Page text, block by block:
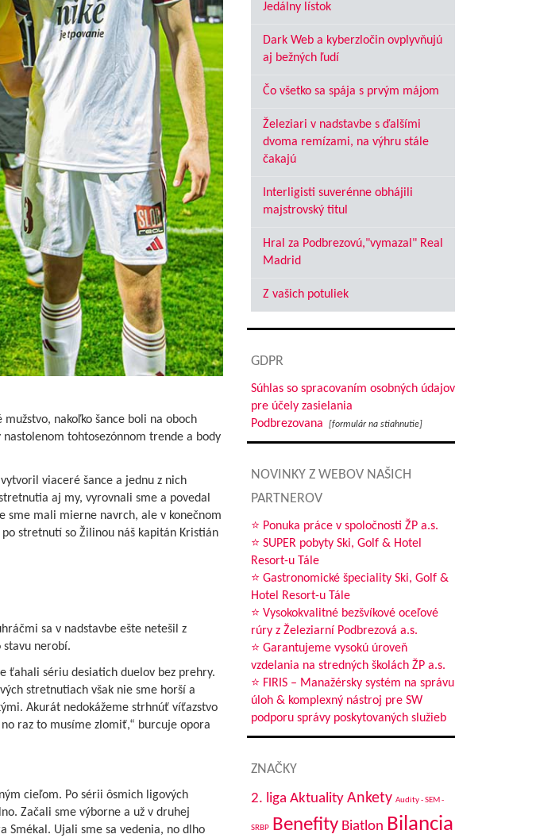
nakoľko šance boli na oboch
tohtosezónnom trende a body
viaceré šance a jednu z nich
aj my, vyrovnali sme a povedal
sme mali mierne navrch, ale v konečnom
stretnutí so Žilinou náš kapitán Kristián
sa v nadstavbe ešte netešil z
stavu nerobí.
ťahali sériu desiatich duelov bez prehry.
stretnutiach však nie sme horší a
Akurát nedokážeme strhnúť víťazstvo
raz to musíme zlomiť,“ burcuje opora
cieľom. Po sérii ôsmich ligových
Začali sme výborne a už v druhej
Smékal. Ujali sme sa vedenia, no dlho
Jedálny lístok
Dark Web a kyberzločin ovplyvňujú
aj bežných ľudí
Čo všetko sa spája s prvým májom
Železiari v nadstavbe s ďalšími
dvoma remízami, na výhru stále
čakajú
Interligisti suverénne obhájili
majstrovský titul
Hral za Podbrezovú,"vymazal" Real
Madrid
Z vašich potuliek
GDPR
Súhlas so spracovaním osobných údajov
pre účely zasielania
Podbrezovana
[formulár na stiahnutie]
NOVINKY Z WEBOV NAŠICH
PARTNEROV
⭐ Ponuka práce v spoločnosti ŽP a.s.
⭐ SUPER pobyty Ski, Golf & Hotel
Resort-u Tále
⭐ Gastronomické špeciality Ski, Golf &
Hotel Resort-u Tále
⭐ Vysokokvalitné bezšvíkové oceľové
rúry z Železiarní Podbrezová a.s.
⭐ Garantujeme vysokú úroveň
vzdelania na stredných školách ŽP a.s.
⭐ FIRIS – Manažérsky systém na správu
úloh & komplexný nástroj pre SW
podporu správy poskytovaných služieb
ZNAČKY
2. liga Aktuality Ankety Audity - SEM -
SRBP Benefity Biatlon Bilancia